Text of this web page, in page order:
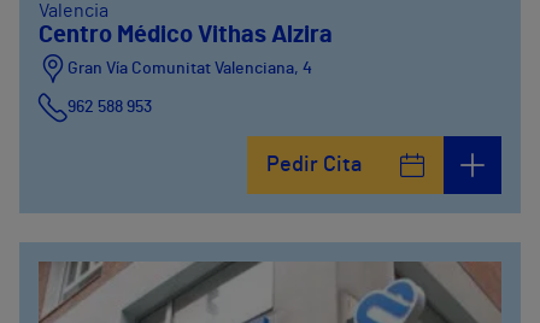
Valencia
Centro Médico Vithas Alzira
Gran Vía Comunitat Valenciana, 4
962 588 953
Pedir Cita